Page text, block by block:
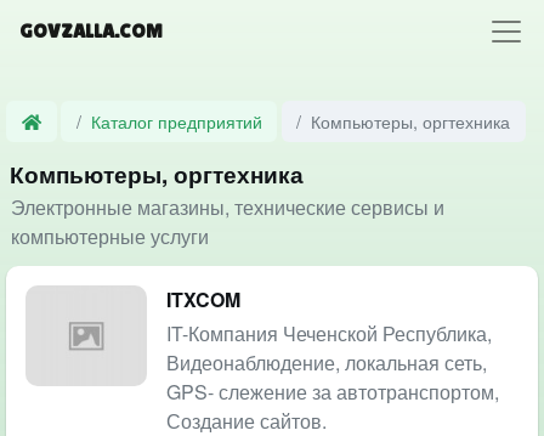
GOVZALLA.COM
Каталог предприятий Компьютеры, оргтехника
Компьютеры, оргтехника
Электронные магазины, технические сервисы и
компьютерные услуги
ITXCOM
IT-Компания Чеченской Республика,
Видеонаблюдение, локальная сеть,
GPS- слежение за автотранспортом,
Создание сайтов.